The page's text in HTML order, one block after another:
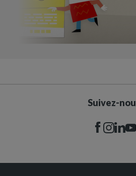
Suivez-